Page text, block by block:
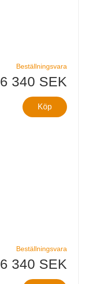
Beställningsvara
6 340 SEK
Köp
Beställningsvara
6 340 SEK